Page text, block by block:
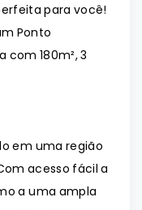
para você!
Ponto
180m², 3
em uma região
acesso fácil a
a uma ampla